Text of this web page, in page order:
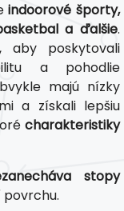
indoorové športy,
a ďalšie.
aby poskytovali
a pohodlie
majú nízky
a získali lepšiu
charakteristiky
stopy